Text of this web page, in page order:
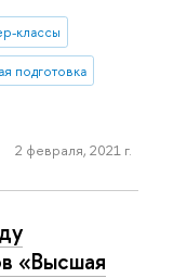
классы
подготовка
2 февраля, 2021 г.
«Высшая